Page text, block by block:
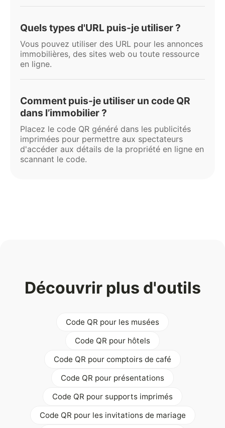
Quels types d'URL puis-je utiliser ?
Vous pouvez utiliser des URL pour les annonces
immobilières, des sites web ou toute ressource
en ligne.
Comment puis-je utiliser un code QR
dans l’immobilier ?
Placez le code QR généré dans les publicités
imprimées pour permettre aux spectateurs
d'accéder aux détails de la propriété en ligne en
scannant le code.
Découvrir plus d'outils
Code QR pour les musées
Code QR pour hôtels
Code QR pour comptoirs de café
Code QR pour présentations
Code QR pour supports imprimés
Code QR pour les invitations de mariage